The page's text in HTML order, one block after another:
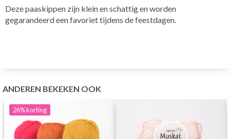
Deze paaskippen zijn klein en schattig en worden
gegarandeerd een favoriet tijdens de feestdagen.
ANDEREN BEKEKEN OOK
26%korting